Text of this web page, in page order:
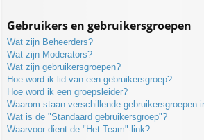
Gebruikers en gebruikersgroepen
Wat zijn Beheerders?
Wat zijn Moderators?
Wat zijn gebruikersgroepen?
Hoe word ik lid van een gebruikersgroep?
Hoe word ik een groepsleider?
Waarom staan verschillende gebruikersgroepen
Wat is de "Standaard gebruikersgroep"?
Waarvoor dient de "Het Team"-link?